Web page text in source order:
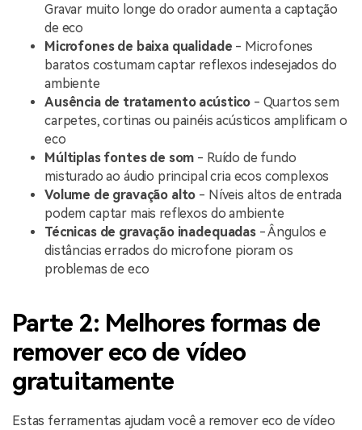
Gravar muito longe do orador aumenta a captação
de eco
Microfones de baixa qualidade - Microfones
baratos costumam captar reflexos indesejados do
ambiente
Ausência de tratamento acústico - Quartos sem
carpetes, cortinas ou painéis acústicos amplificam o
eco
Múltiplas fontes de som - Ruído de fundo
misturado ao áudio principal cria ecos complexos
Volume de gravação alto - Níveis altos de entrada
podem captar mais reflexos do ambiente
Técnicas de gravação inadequadas- Ângulos e
distâncias errados do microfone pioram os
problemas de eco
Parte 2: Melhores formas de
remover eco de vídeo
gratuitamente
Estas ferramentas ajudam você a remover eco de vídeo